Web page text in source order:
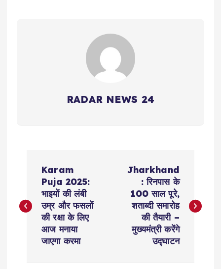
RADAR NEWS 24
s
Karam
Puja 2025:
भाइयों की लंबी
उम्र और फसलों
की रक्षा के लिए
आज मनाया
जाएगा करमा
Jharkhand
: रिनपास के
100 साल पूरे,
शताब्दी समारोह
की तैयारी –
मुख्यमंत्री करेंगे
उद्घाटन